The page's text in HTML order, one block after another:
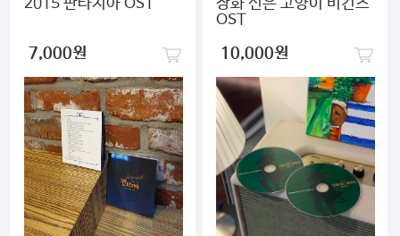
2015 판타지아 OST
7,000원
장화 신은 고양이 비긴즈
OST
10,000원